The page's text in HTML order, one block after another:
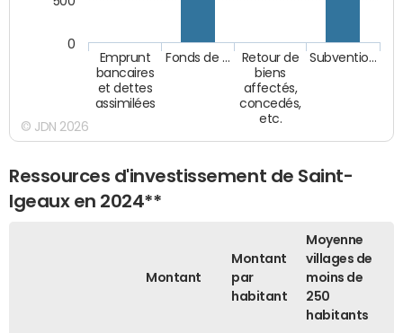
Emprunt
bancaires
et dettes
assimilées
Fonds de …
Retour de
biens
affectés,
concedés,
etc.
Subventio…
0
© JDN 2026
Ressources d'investissement de Saint-
Igeaux en 2024**
Montant
Montant
par
habitant
Moyenne
villages de
moins de
250
habitants